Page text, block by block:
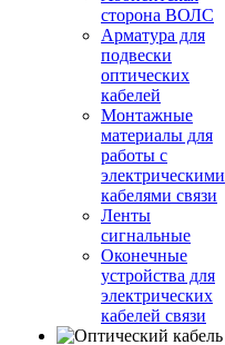
сторона ВОЛС
Арматура для
подвески
оптических
кабелей
Монтажные
материалы для
работы с
электрическими
кабелями связи
Ленты
сигнальные
Оконечные
устройства для
электрических
кабелей связи